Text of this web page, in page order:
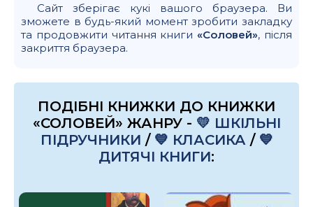
Сайт зберігає кукі вашого браузера. Ви
зможете в будь-який момент зробити закладку
та продовжити читання книги «Соловей», після
закриття браузера.
ПОДІБНІ КНИЖКИ ДО КНИЖКИ
«СОЛОВЕЙ» ЖАНРУ - 💛 ШКІЛЬНІ
ПІДРУЧНИКИ / 💙 КЛАСИКА / 💙
ДИТЯЧІ КНИГИ: